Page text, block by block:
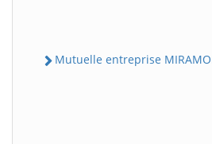
Mutuelle entreprise